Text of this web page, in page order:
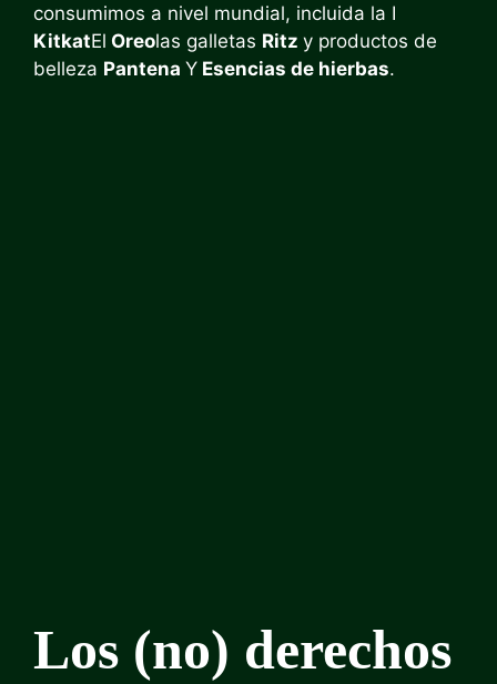
consumimos a nivel mundial, incluida la I
KitkatEl Oreolas galletas Ritz y productos de
belleza Pantena Y Esencias de hierbas.
Los (no) derechos